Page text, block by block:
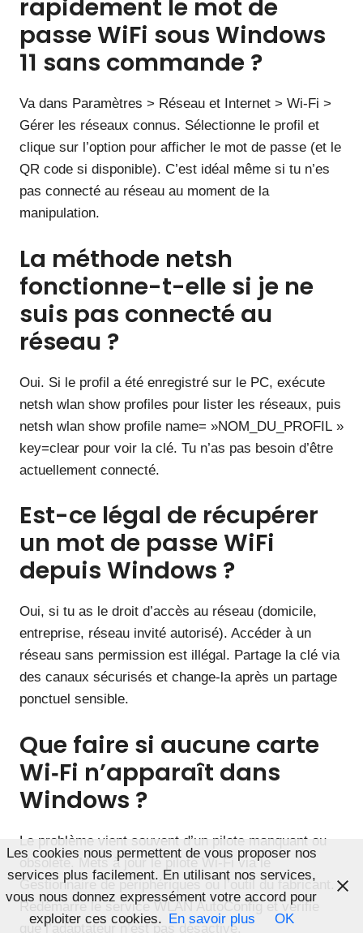
rapidement le mot de
passe WiFi sous Windows
11 sans commande ?
Va dans Paramètres > Réseau et Internet > Wi‑Fi >
Gérer les réseaux connus. Sélectionne le profil et
clique sur l’option pour afficher le mot de passe (et le
QR code si disponible). C’est idéal même si tu n’es
pas connecté au réseau au moment de la
manipulation.
La méthode netsh
fonctionne-t-elle si je ne
suis pas connecté au
réseau ?
Oui. Si le profil a été enregistré sur le PC, exécute
netsh wlan show profiles pour lister les réseaux, puis
netsh wlan show profile name= »NOM_DU_PROFIL »
key=clear pour voir la clé. Tu n’as pas besoin d’être
actuellement connecté.
Est-ce légal de récupérer
un mot de passe WiFi
depuis Windows ?
Oui, si tu as le droit d’accès au réseau (domicile,
entreprise, réseau invité autorisé). Accéder à un
réseau sans permission est illégal. Partage la clé via
des canaux sécurisés et change-la après un partage
ponctuel sensible.
Que faire si aucune carte
Wi‑Fi n’apparaît dans
Windows ?
Le problème vient souvent d’un pilote manquant ou
obsolète. Mets à jour le pilote Wi‑Fi via le
Gestionnaire de périphériques ou l’outil du fabricant.
Redémarre le service WLAN AutoConfig et vérifie
que l’adaptateur n’est pas désactivé.
Les cookies nous permettent de vous proposer nos
services plus facilement. En utilisant nos services,
vous nous donnez expressément votre accord pour
exploiter ces cookies. En savoir plus OK